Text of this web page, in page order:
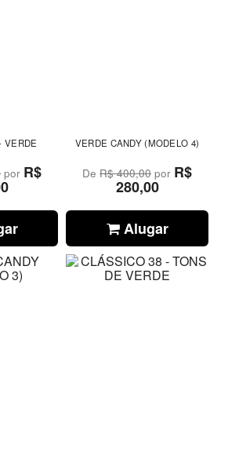
VERDE
por R$
VERDE CANDY (MODELO 4)
DeR$ 400,00 por R$
280,00
Alugar